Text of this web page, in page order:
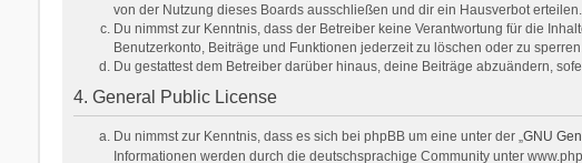
von der Nutzung dieses Boards ausschließen und dir ein Hausverbot erteilen.
Du nimmst zur Kenntnis, dass der Betreiber keine Verantwortung für die
Benutzerkonto, Beiträge und Funktionen jederzeit zu löschen oder zu sperren.
Du gestattest dem Betreiber darüber hinaus, deine Beiträge abzuändern,
4. General Public License
Du nimmst zur Kenntnis, dass es sich bei phpBB um eine unter der „GNU
Informationen werden durch die deutschsprachige Community unter